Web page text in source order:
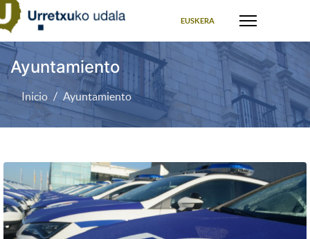
EUSKERA
Ayuntamiento
Inicio Ayuntamiento